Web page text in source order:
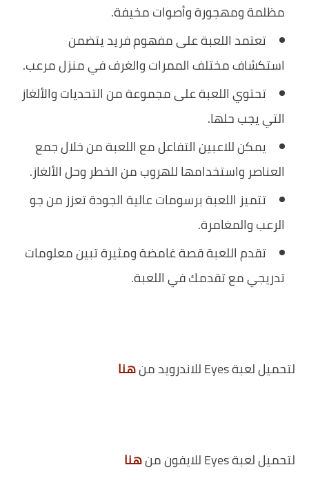
مظلمة ومهجورة وأصوات مخيفة.
تعتمد اللعبة على مفهوم فريد يتضمن
استكشاف مختلف الممرات والغرف في منزل مرعب.
تحتوي اللعبة على مجموعة من التحديات والألغاز
التي يجب حلها.
يمكن للاعبين التفاعل مع اللعبة من خلال جمع
العناصر واستخدامها للهروب من الخطر وحل الألغاز.
تتميز اللعبة برسومات عالية الجودة تعزز من جو
الرعب والمغامرة.
تقدم اللعبة قصة غامضة ومثيرة تبين معلومات
تدريجي مع تقدمك في اللعبة.
لتحميل لعبة Eyes للاندرويد من هنا
لتحميل لعبة Eyes للايفون من هنا